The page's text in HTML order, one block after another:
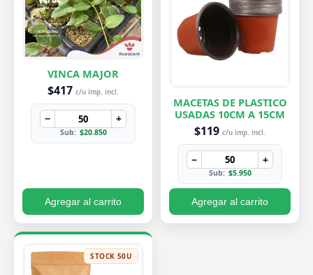
VINCA MAJOR
$417 c/u imp. incl.
− +
Sub: $20.850
Agregar al carrito
MACETAS DE PLASTICO
USADAS 10CM A 15CM
$119 c/u imp. incl.
− +
Sub: $5.950
Agregar al carrito
STOCK 50U